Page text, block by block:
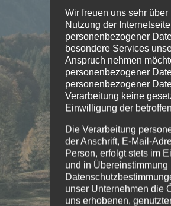
Wir freuen uns sehr
Nutzung der
personenbezogener
besondere Services
Anspruch nehmen
personenbezogener
personenbezogener
Verarbeitung keine
Einwilligung der
Die Verarbeitung
der Anschrift, E-Mail-
Person, erfolgt stets im
und in
unser Unternehmen die
uns erhobenen,